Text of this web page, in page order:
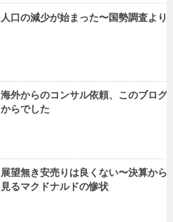
人口の減少が始まった〜国勢調査より
海外からのコンサル依頼、このブログ
からでした
展望無き安売りは良くない〜決算から
見るマクドナルドの惨状